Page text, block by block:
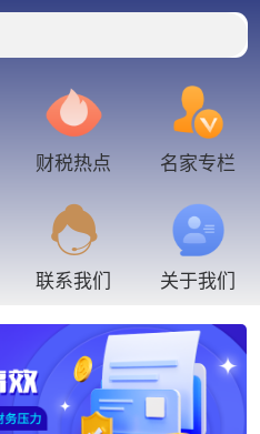
财税热点 名家专栏
联系我们 关于我们